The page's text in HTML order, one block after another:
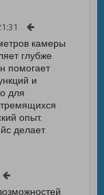
камеры
глубже
помогает
и
для
опыт.
делает